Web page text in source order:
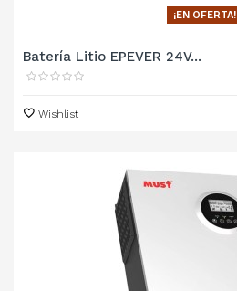
¡EN OFERTA!
Batería Litio EPEVER 24V...
Wishlist